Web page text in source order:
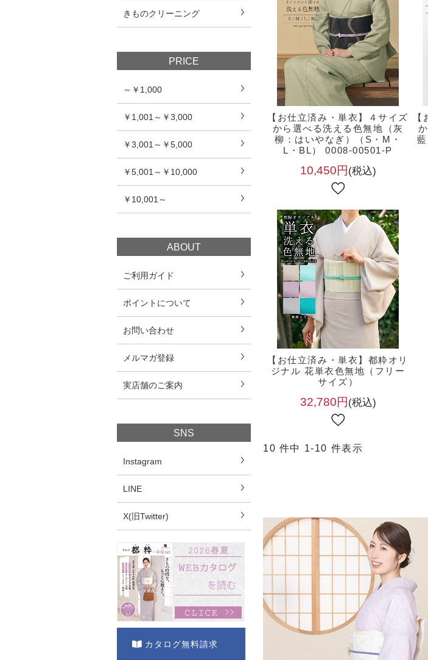
きものクリーニング
PRICE
～￥1,000
￥1,001～￥3,000
￥3,001～￥5,000
￥5,001～￥10,000
￥10,001～
ABOUT
ご利用ガイド
ポイントについて
お問い合わせ
メルマガ登録
実店舗のご案内
SNS
Instagram
LINE
X(旧Twitter)
カタログ無料請求
【お仕立済み・単衣】４サイズ
から選べる洗える色無地（灰
柳：はいやなぎ）（S・M・
L・BL） 0008-00501-P
10,450円 (税込)
【お仕立済み・単衣】都粋オリ
ジナル 花単衣色無地（フリー
サイズ）
32,780円 (税込)
10 件中 1-10 件表示